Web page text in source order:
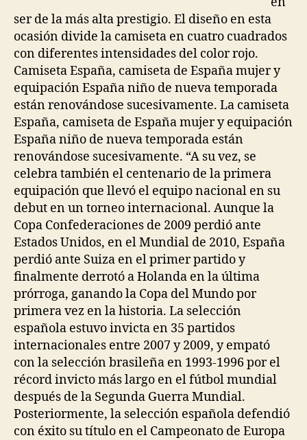
ser de la más alta prestigio. El diseño en esta
ocasión divide la camiseta en cuatro cuadrados
con diferentes intensidades del color rojo.
Camiseta España, camiseta de España mujer y
equipación España niño de nueva temporada
están renovándose sucesivamente. La camiseta
España, camiseta de España mujer y equipación
España niño de nueva temporada están
renovándose sucesivamente. “A su vez, se
celebra también el centenario de la primera
equipación que llevó el equipo nacional en su
debut en un torneo internacional. Aunque la
Copa Confederaciones de 2009 perdió ante
Estados Unidos, en el Mundial de 2010, España
perdió ante Suiza en el primer partido y
finalmente derrotó a Holanda en la última
prórroga, ganando la Copa del Mundo por
primera vez en la historia. La selección
española estuvo invicta en 35 partidos
internacionales entre 2007 y 2009, y empató
con la selección brasileña en 1993-1996 por el
récord invicto más largo en el fútbol mundial
después de la Segunda Guerra Mundial.
Posteriormente, la selección española defendió
con éxito su título en el Campeonato de Europa